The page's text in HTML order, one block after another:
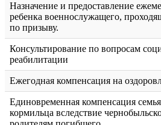
Назначение и предоставление
ребенка военнослужащего,
по призыву.
Консультирование по вопросам
реабилитации
Ежегодная компенсация на
Единовременная компенсация
кормильца вследствие